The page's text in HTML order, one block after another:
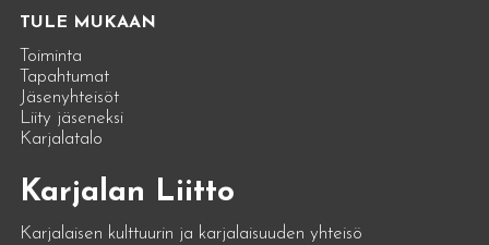
TULE MUKAAN
Toiminta
Tapahtumat
Jäsenyhteisöt
Liity jäseneksi
Karjalatalo
Karjalan Liitto
Karjalaisen kulttuurin ja karjalaisuuden yhteisö